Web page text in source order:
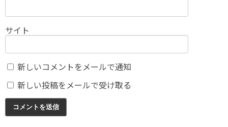
サイト
新しいコメントをメールで通知
新しい投稿をメールで受け取る